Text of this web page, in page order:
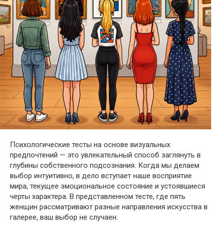
Психологические тесты на основе визуальных
предпочтений — это увлекательный способ заглянуть в
глубины собственного подсознания. Когда мы делаем
выбор интуитивно, в дело вступает наше восприятие
мира, текущее эмоциональное состояние и устоявшиеся
черты характера. В представленном тесте, где пять
женщин рассматривают разные направления искусства в
галерее, ваш выбор не случаен.